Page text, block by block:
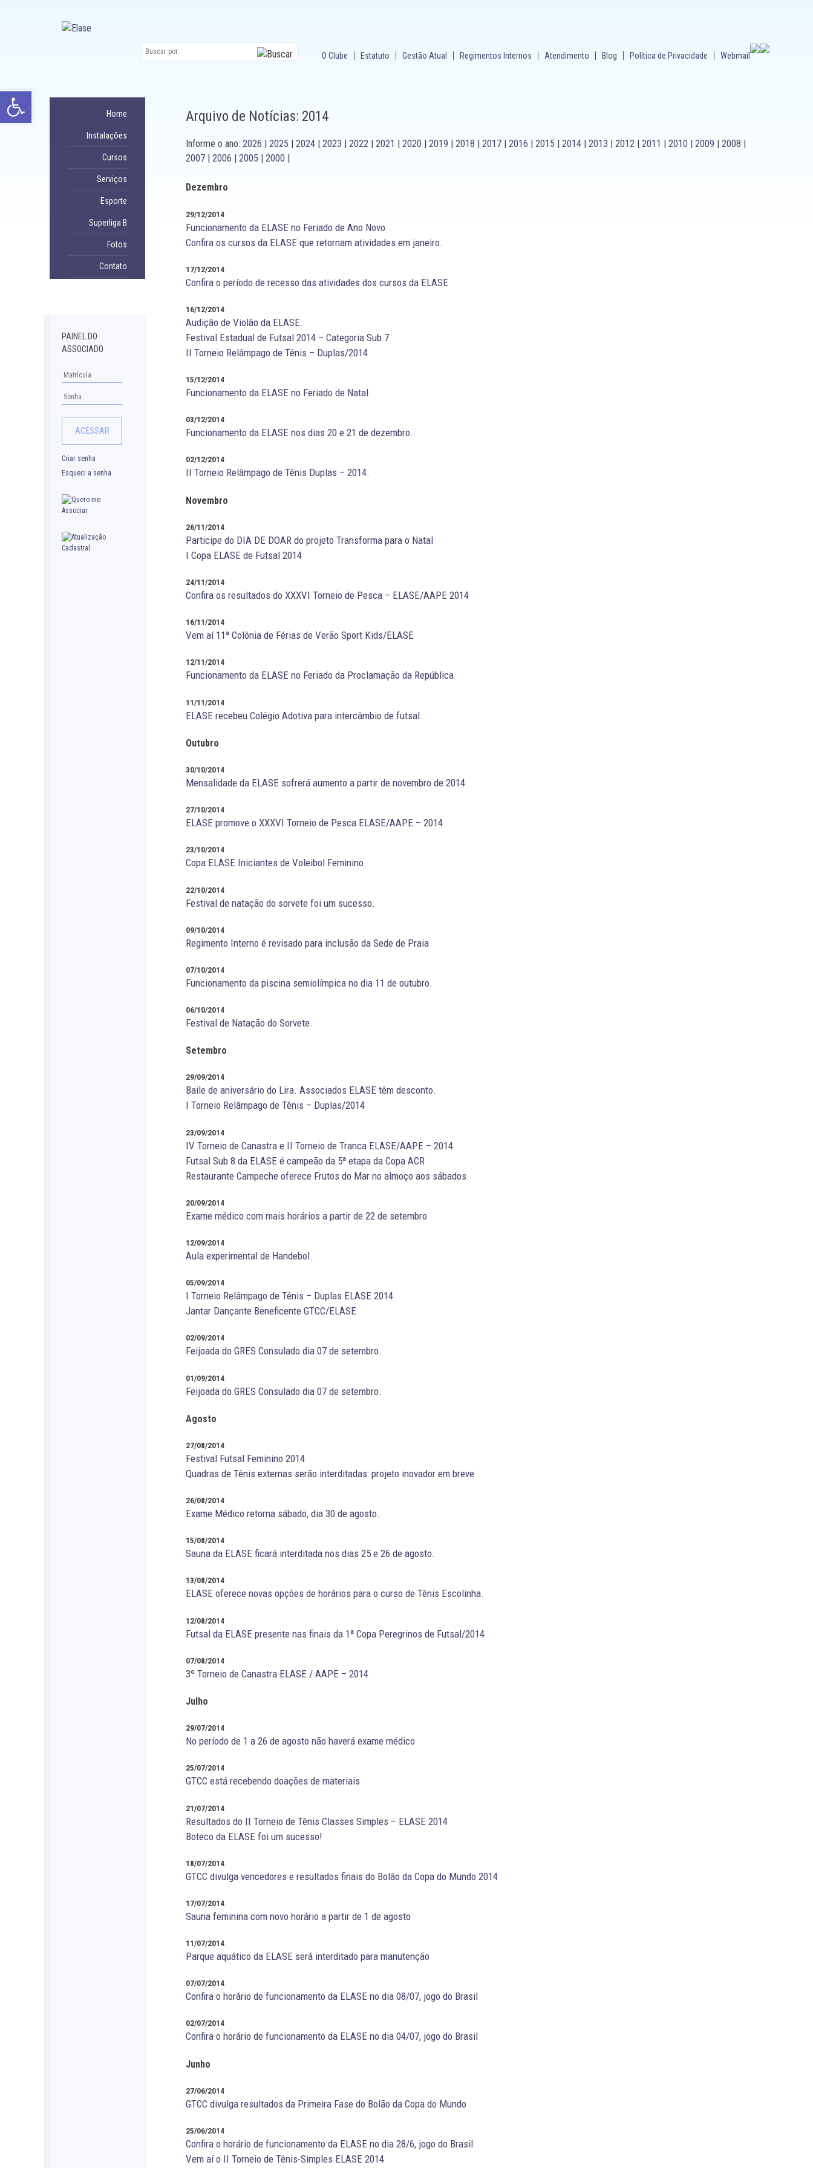
O Clube Estatuto Gestão Atual Regimentos Internos Atendimento Blog Política de Privacidade Webmail
Arquivo de Notícias: 2014
Informe o ano: 2026 2025 2024 2023 2022 2021 2020 2019 2018 2017 2016 2015 2014 2013 2012 2011 2010 2009 2008
2007
2006 2005 2000
Dezembro
29/12/2014
Funcionamento da ELASE no Feriado de Ano Novo
Confira os cursos da ELASE que retornam atividades em janeiro.
17/12/2014
Confira o período de recesso das atividades dos cursos da ELASE
16/12/2014
Audição de Violão da ELASE.
Festival Estadual de Futsal 2014 – Categoria Sub 7
II Torneio Relâmpago de Tênis – Duplas/2014
15/12/2014
Funcionamento da ELASE no Feriado de Natal.
03/12/2014
Funcionamento da ELASE nos dias 20 e 21 de dezembro.
02/12/2014
II Torneio Relâmpago de Tênis Duplas – 2014.
Novembro
26/11/2014
Participe do DIA DE DOAR do projeto Transforma para o Natal
I Copa ELASE de Futsal 2014
24/11/2014
Confira os resultados do XXXVI Torneio de Pesca – ELASE/AAPE 2014
16/11/2014
Vem aí 11ª Colônia de Férias de Verão Sport Kids/ELASE
12/11/2014
Funcionamento da ELASE no Feriado da Proclamação da República
11/11/2014
ELASE recebeu Colégio Adotiva para intercâmbio de futsal.
Outubro
30/10/2014
Mensalidade da ELASE sofrerá aumento a partir de novembro de 2014
27/10/2014
ELASE promove o XXXVI Torneio de Pesca ELASE/AAPE – 2014
23/10/2014
Copa ELASE Iniciantes de Voleibol Feminino.
22/10/2014
Festival de natação do sorvete foi um sucesso.
09/10/2014
Regimento Interno é revisado para inclusão da Sede de Praia
07/10/2014
Funcionamento da piscina semiolímpica no dia 11 de outubro.
06/10/2014
Festival de Natação do Sorvete.
Setembro
29/09/2014
Baile de aniversário do Lira. Associados ELASE têm desconto.
I Torneio Relâmpago de Tênis – Duplas/2014
23/09/2014
IV Torneio de Canastra e II Torneio de Tranca ELASE/AAPE – 2014
Futsal Sub 8 da ELASE é campeão da 5ª etapa da Copa ACR
Restaurante Campeche oferece Frutos do Mar no almoço aos sábados.
20/09/2014
Exame médico com mais horários a partir de 22 de setembro
12/09/2014
Aula experimental de Handebol.
05/09/2014
I Torneio Relâmpago de Tênis – Duplas ELASE 2014
Jantar Dançante Beneficente GTCC/ELASE
02/09/2014
Feijoada do GRES Consulado dia 07 de setembro.
01/09/2014
Feijoada do GRES Consulado dia 07 de setembro.
Agosto
27/08/2014
Festival Futsal Feminino 2014
Quadras de Tênis externas serão interditadas: projeto inovador em breve
26/08/2014
Exame Médico retorna sábado, dia 30 de agosto.
15/08/2014
Sauna da ELASE ficará interditada nos dias 25 e 26 de agosto.
13/08/2014
ELASE oferece novas opções de horários para o curso de Tênis Escolinha.
12/08/2014
Futsal da ELASE presente nas finais da 1ª Copa Peregrinos de Futsal/2014
07/08/2014
3º Torneio de Canastra ELASE / AAPE – 2014
Julho
29/07/2014
No período de 1 a 26 de agosto não haverá exame médico
25/07/2014
GTCC está recebendo doações de materiais
21/07/2014
Resultados do II Torneio de Tênis Classes Simples – ELASE 2014
Boteco da ELASE foi um sucesso!
18/07/2014
GTCC divulga vencedores e resultados finais do Bolão da Copa do Mundo 2014
17/07/2014
Sauna feminina com novo horário a partir de 1 de agosto
11/07/2014
Parque aquático da ELASE será interditado para manutenção
07/07/2014
Confira o horário de funcionamento da ELASE no dia 08/07, jogo do Brasil
02/07/2014
Confira o horário de funcionamento da ELASE no dia 04/07, jogo do Brasil
Junho
27/06/2014
GTCC divulga resultados da Primeira Fase do Bolão da Copa do Mundo
25/06/2014
Confira o horário de funcionamento da ELASE no dia 28/6, jogo do Brasil
Vem aí o II Torneio de Tênis-Simples ELASE 2014
Home
Instalações
Cursos
Serviços
Esporte
Superliga B
Fotos
Contato
PAINEL DO
ASSOCIADO
Criar senha
Esqueci a senha
Abrir a barra de ferramentas